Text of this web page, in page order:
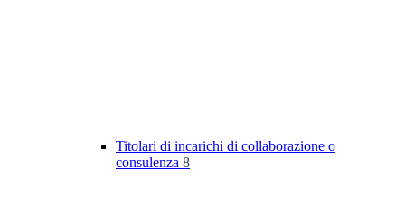
Titolari di incarichi di collaborazione o
consulenza 8